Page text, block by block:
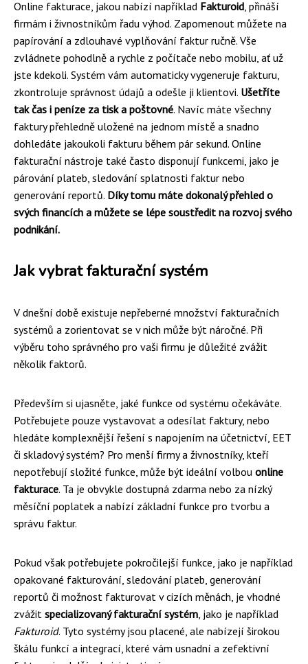
Online fakturace, jakou nabízí například Fakturoid, přináší
firmám i živnostníkům řadu výhod. Zapomenout můžete na
papírování a zdlouhavé vyplňování faktur ručně. Vše
zvládnete pohodlně a rychle z počítače nebo mobilu, ať už
jste kdekoli. Systém vám automaticky vygeneruje fakturu,
zkontroluje správnost údajů a odešle ji klientovi. Ušetříte
tak čas i peníze za tisk a poštovné. Navíc máte všechny
faktury přehledně uložené na jednom místě a snadno
dohledáte jakoukoli fakturu během pár sekund. Online
fakturační nástroje také často disponují funkcemi, jako je
párování plateb, sledování splatnosti faktur nebo
generování reportů. Díky tomu máte dokonalý přehled o
svých financích a můžete se lépe soustředit na rozvoj svého
podnikání.
Jak vybrat fakturační systém
V dnešní době existuje nepřeberné množství fakturačních
systémů a zorientovat se v nich může být náročné. Při
výběru toho správného pro vaši firmu je důležité zvážit
několik faktorů.
Především si ujasněte, jaké funkce od systému očekáváte.
Potřebujete pouze vystavovat a odesílat faktury, nebo
hledáte komplexnější řešení s napojením na účetnictví, EET
či skladový systém? Pro menší firmy a živnostníky, kteří
nepotřebují složité funkce, může být ideální volbou online
fakturace. Ta je obvykle dostupná zdarma nebo za nízký
měsíční poplatek a nabízí základní funkce pro tvorbu a
správu faktur.
Pokud však potřebujete pokročilejší funkce, jako je například
opakované fakturování, sledování plateb, generování
reportů či možnost fakturovat v cizích měnách, je vhodné
zvážit specializovaný fakturační systém, jako je například
Fakturoid. Tyto systémy jsou placené, ale nabízejí širokou
škálu funkcí a integrací, které vám usnadní a zefektivní